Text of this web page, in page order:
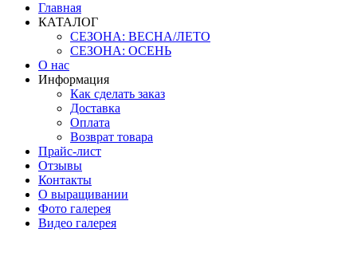
Главная
КАТАЛОГ
СЕЗОНА: ВЕСНА/ЛЕТО
СЕЗОНА: ОСЕНЬ
О нас
Информация
Как сделать заказ
Доставка
Оплата
Возврат товара
Прайс-лист
Отзывы
Контакты
О выращивании
Фото галерея
Видео галерея